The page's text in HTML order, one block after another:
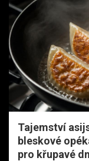
Tajemství
bleskové
pro křupavé